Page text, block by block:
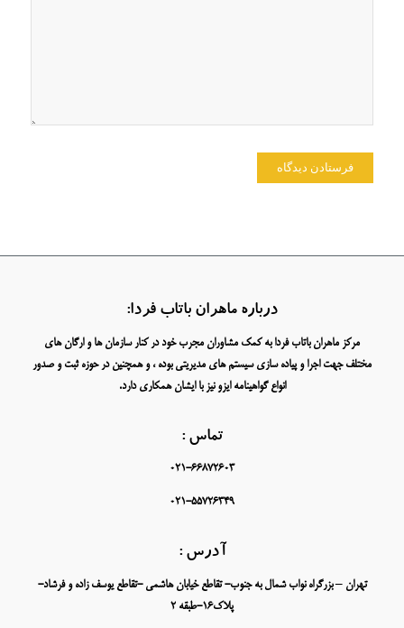
درباره ماهران باتاب فردا:
مرکز ماهران باتاب فردا به کمک مشاوران مجرب خود در کنار سازمان ها و ارگان های
مختلف جهت اجرا و پیاده سازی سیستم های مدیریتی بوده ، و همچنین در حوزه ثبت و صدور
انواع گواهینامه ایزو نیز با ایشان همکاری دارد.
تماس :
021-66872603
021-55726349
آدرس :
تهران – بزرگراه نواب شمال به جنوب- تقاطع خیابان هاشمی -تقاطع یوسف زاده و فرشاد-
پلاک16-طبقه 2